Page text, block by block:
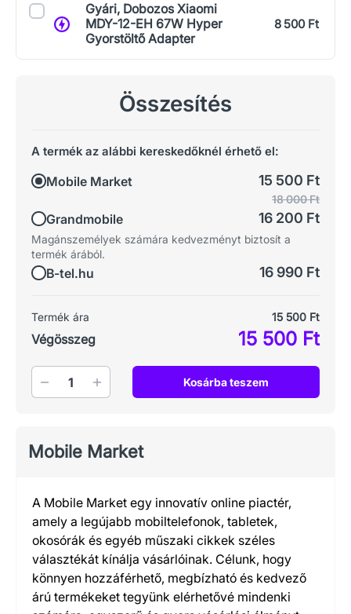
Gyári, Dobozos Xiaomi
MDY-12-EH 67W Hyper
Gyorstöltő Adapter
8 500 Ft
Összesítés
A termék az alábbi kereskedőknél érhető el:
Mobile Market 15 500 Ft
Grandmobile
18 000 Ft
16 200 Ft
Magánszemélyek számára kedvezményt biztosít a
termék árából.
B-tel.hu 16 990 Ft
Termék ára 15 500 Ft
Végösszeg 15 500 Ft
Mennyiség Kosárba teszem
Mobile Market
A Mobile Market egy innovatív online piactér,
amely a legújabb mobiltelefonok, tabletek,
okosórák és egyéb műszaki cikkek széles
választékát kínálja vásárlóinak. Célunk, hogy
könnyen hozzáférhető, megbízható és kedvező
árú termékeket tegyünk elérhetővé mindenki